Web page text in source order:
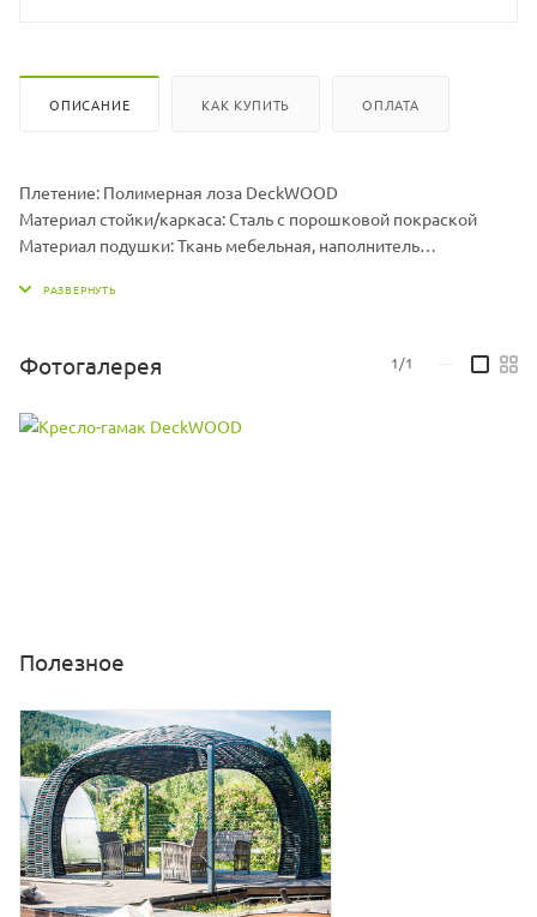
ОПИСАНИЕ КАК КУПИТЬ ОПЛАТА
Плетение: Полимерная лоза DeckWOOD
Материал стойки/каркаса: Сталь с порошковой покраской
Материал подушки: Ткань мебельная, наполнитель
Размер гамака ДхШхВ, мм: 960 х 1300 х 710
Вес стойки, кг: 19,5
Цвет подушек может меняться
Фотогалерея 1/1
Полезное